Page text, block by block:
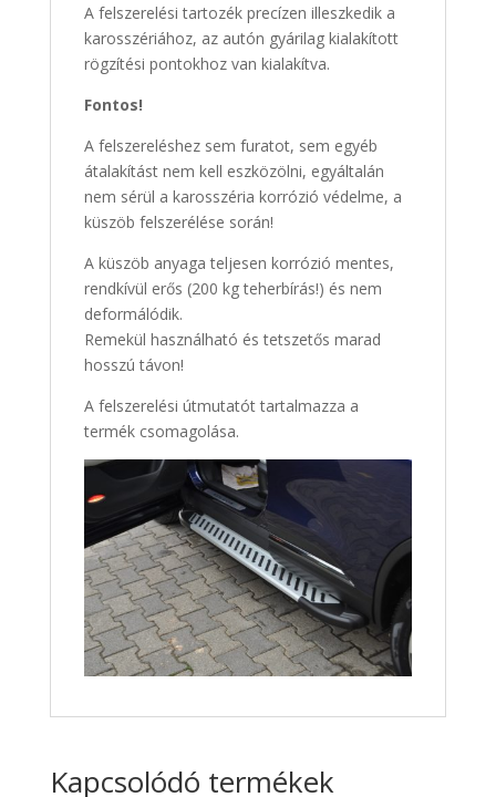
A felszerelési tartozék precízen illeszkedik a
karosszériához, az autón gyárilag kialakított
rögzítési pontokhoz van kialakítva.
Fontos!
A felszereléshez sem furatot, sem egyéb
átalakítást nem kell eszközölni, egyáltalán
nem sérül a karosszéria korrózió védelme, a
küszöb felszerélése során!
A küszöb anyaga teljesen korrózió mentes,
rendkívül erős (200 kg teherbírás!) és nem
deformálódik.
Remekül használható és tetszetős marad
hosszú távon!
A felszerelési útmutatót tartalmazza a
termék csomagolása.
Kapcsolódó termékek